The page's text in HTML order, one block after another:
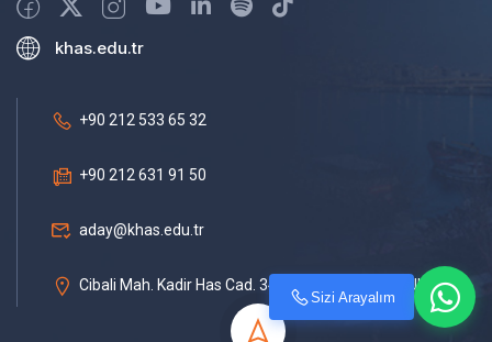
khas.edu.tr
+90 212 533 65 32
+90 212 631 91 50
aday@khas.edu.tr
Cibali Mah. Kadir Has Cad. 34083 Fatih / İSTANBUL
Sizi Arayalım